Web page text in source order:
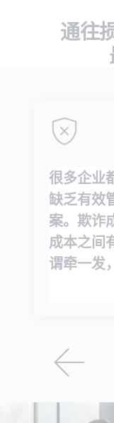
通往
很多企业
缺乏有效
案。欺诈
成本之间
谓牵一发